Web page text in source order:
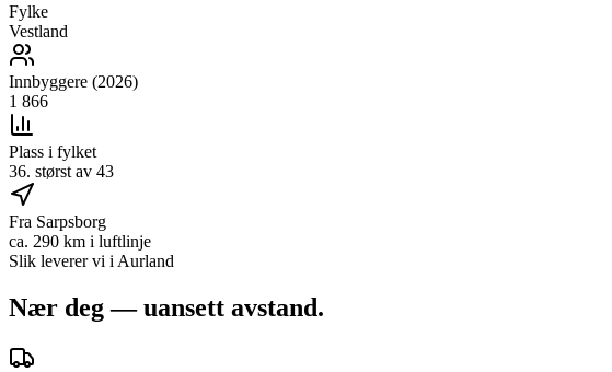
Fylke
Vestland
Innbyggere (2026)
1 866
Plass i fylket
36. størst av 43
Fra Sarpsborg
ca. 290 km i luftlinje
Slik leverer vi i Aurland
Nær deg — uansett avstand.